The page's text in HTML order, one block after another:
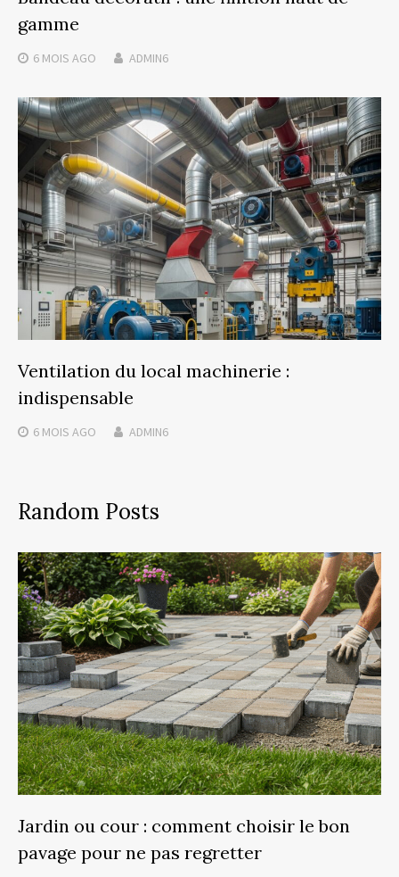
gamme
6 MOIS AGO ADMIN6
Ventilation du local machinerie :
indispensable
6 MOIS AGO ADMIN6
Random Posts
Jardin ou cour : comment choisir le bon
pavage pour ne pas regretter